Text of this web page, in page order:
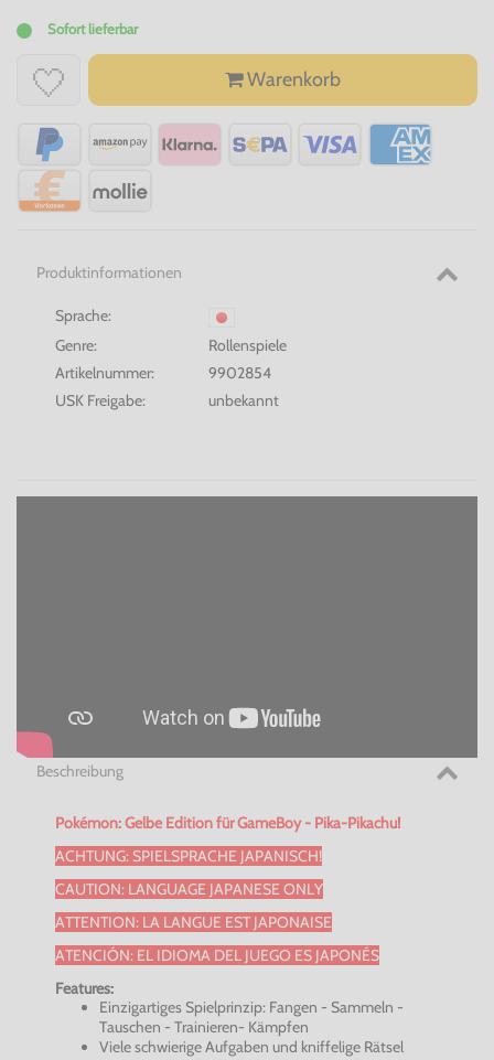
Sofort lieferbar
Warenkorb
Produktinformationen
Sprache:
Genre:
Rollenspiele
Artikelnummer:
9902854
USK Freigabe:
unbekannt
Beschreibung
Pokémon: Gelbe Edition für GameBoy - Pika-Pikachu!
ACHTUNG: SPIELSPRACHE JAPANISCH!
CAUTION: LANGUAGE JAPANESE ONLY
ATTENTION: LA LANGUE EST JAPONAISE
ATENCIÓN: EL IDIOMA DEL JUEGO ES JAPONÉS
Features:
Einzigartiges Spielprinzip: Fangen - Sammeln -
Tauschen - Trainieren- Kämpfen
Viele schwierige Aufgaben und kniffelige Rätsel